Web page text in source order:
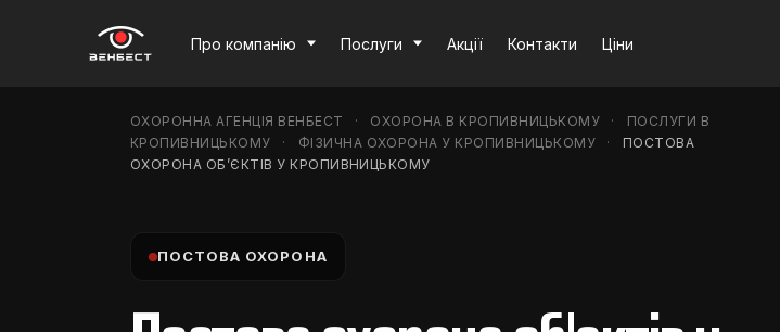
Про компанію Послуги Акції Контакти Ціни
ОХОРОННА АГЕНЦІЯ ВЕНБЕСТ ОХОРОНА В КРОПИВНИЦЬКОМУ
ПОСЛУГИ В
КРОПИВНИЦЬКОМУ
ФІЗИЧНА ОХОРОНА У КРОПИВНИЦЬКОМУ
ПОСТОВА
ОХОРОНА ОБ’ЄКТІВ У КРОПИВНИЦЬКОМУ
ПОСТОВА ОХОРОНА